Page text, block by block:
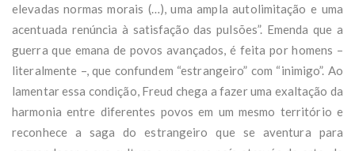
elevadas normas morais (…), uma ampla autolimitação e uma
acentuada renúncia à satisfação das pulsões”. Emenda que a
guerra que emana de povos avançados, é feita por homens –
literalmente –, que confundem “estrangeiro” com “inimigo”. Ao
lamentar essa condição, Freud chega a fazer uma exaltação da
harmonia entre diferentes povos em um mesmo território e
reconhece a saga do estrangeiro que se aventura para